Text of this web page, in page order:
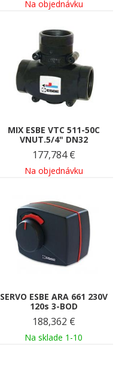
Na objednávku
MIX ESBE VTC 511-50C
VNUT.5/4" DN32
177,784 €
Na objednávku
SERVO ESBE ARA 661 230V
120s 3-BOD
188,362 €
Na sklade 1-10